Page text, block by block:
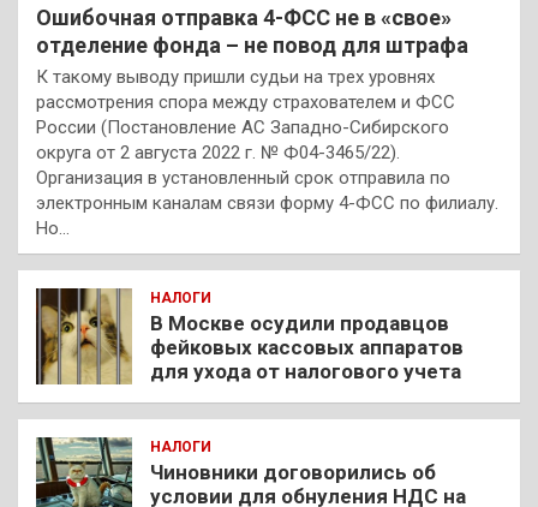
Ошибочная отправка 4-ФСС не в «свое»
отделение фонда – не повод для штрафа
К такому выводу пришли судьи на трех уровнях
рассмотрения спора между страхователем и ФСС
России (Постановление АС Западно-Сибирского
округа от 2 августа 2022 г. № Ф04-3465/22).
Организация в установленный срок отправила по
электронным каналам связи форму 4-ФСС по филиалу.
Но…
НАЛОГИ
В Москве осудили продавцов
фейковых кассовых аппаратов
для ухода от налогового учета
НАЛОГИ
Чиновники договорились об
условии для обнуления НДС на